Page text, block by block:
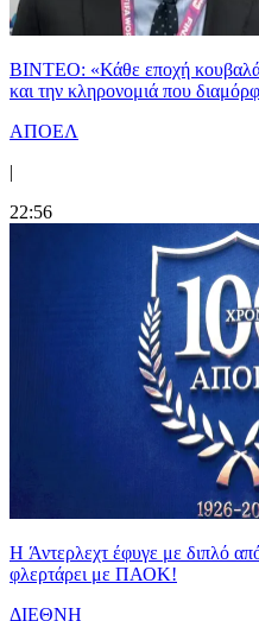
ΒΙΝΤΕΟ: «Κάθε εποχή κουβαλά
και την κληρονομιά που
ΑΠΟΕΛ
|
22:56
H Άντερλεχτ έφυγε με διπλό
φλερτάρει με ΠΑΟΚ!
ΔΙΕΘΝΗ